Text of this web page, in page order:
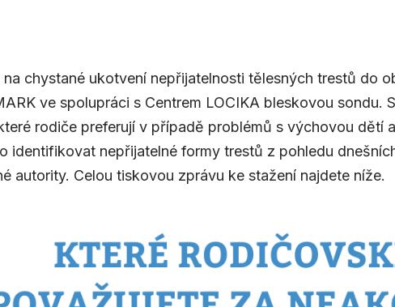
na chystané ukotvení nepřijatelnosti tělesných trestů do
ve spolupráci s Centrem LOCIKA bleskovou sondu.
rodiče preferují v případě problémů s výchovou dětí
identifikovat nepřijatelné formy trestů z pohledu
autority. Celou tiskovou zprávu ke stažení najdete níže.